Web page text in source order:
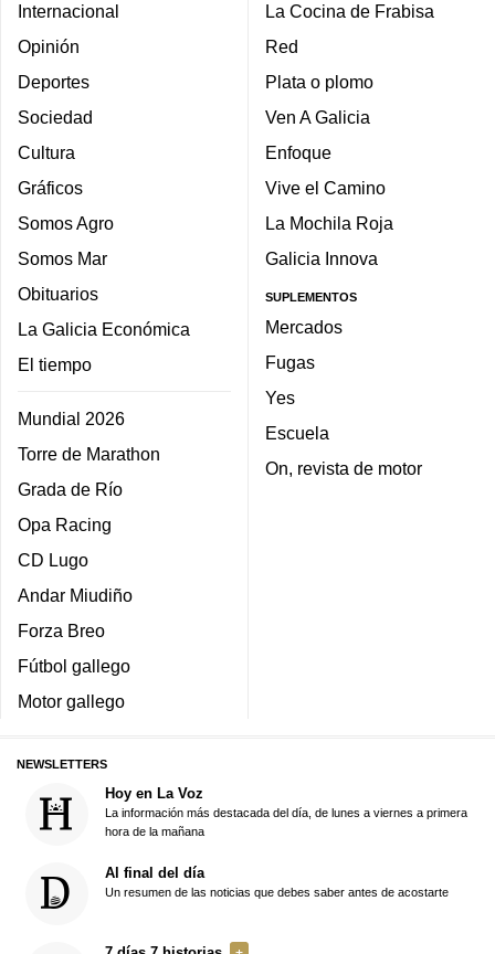
Internacional
Opinión
Deportes
Sociedad
Cultura
Gráficos
Somos Agro
Somos Mar
Obituarios
La Galicia Económica
El tiempo
Mundial 2026
Torre de Marathon
Grada de Río
Opa Racing
CD Lugo
Andar Miudiño
Forza Breo
Fútbol gallego
Motor gallego
La Cocina de Frabisa
Red
Plata o plomo
Ven A Galicia
Enfoque
Vive el Camino
La Mochila Roja
Galicia Innova
SUPLEMENTOS
Mercados
Fugas
Yes
Escuela
On, revista de motor
NEWSLETTERS
Hoy en La Voz
La información más destacada del día, de lunes a viernes a primera
hora de la mañana
Al final del día
Un resumen de las noticias que debes saber antes de acostarte